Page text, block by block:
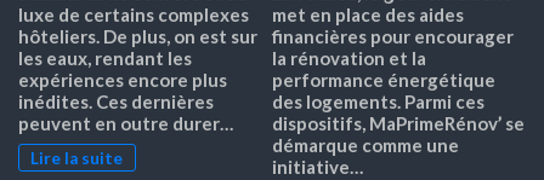
luxe de certains complexes
hôteliers. De plus, on est sur
les eaux, rendant les
expériences encore plus
inédites. Ces dernières
peuvent en outre durer…
Lire la suite
met en place des aides
financières pour encourager
la rénovation et la
performance énergétique
des logements. Parmi ces
dispositifs, MaPrimeRénov’ se
démarque comme une
initiative…